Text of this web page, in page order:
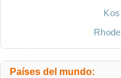
Países del mundo: